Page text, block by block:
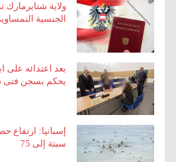
ولاية
الجنسية
بعد اعتدائه على
يحكم بسجن فتى سوري
إسبانيا: ارتفاع
سبتة إلى 75